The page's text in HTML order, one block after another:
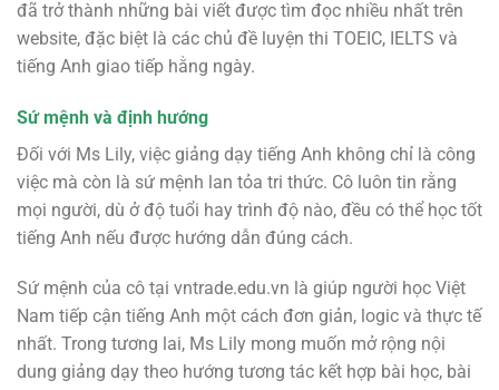
đã trở thành những bài viết được tìm đọc nhiều nhất trên
website, đặc biệt là các chủ đề luyện thi TOEIC, IELTS và
tiếng Anh giao tiếp hằng ngày.
Sứ mệnh và định hướng
Đối với Ms Lily, việc giảng dạy tiếng Anh không chỉ là công
việc mà còn là sứ mệnh lan tỏa tri thức. Cô luôn tin rằng
mọi người, dù ở độ tuổi hay trình độ nào, đều có thể học tốt
tiếng Anh nếu được hướng dẫn đúng cách.
Sứ mệnh của cô tại vntrade.edu.vn là giúp người học Việt
Nam tiếp cận tiếng Anh một cách đơn giản, logic và thực tế
nhất. Trong tương lai, Ms Lily mong muốn mở rộng nội
dung giảng dạy theo hướng tương tác kết hợp bài học, bài